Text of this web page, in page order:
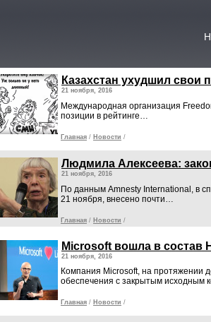
Казахстан ухудшил свои
21 ноября, 2016
Международная организация
позиции в рейтинге…
Главная / Новости /
Людмила Алексеева:
21 ноября, 2016
По данным Amnesty International, в
21 ноября, внесено почти…
Главная / Новости /
Microsoft вошла в состав
21 ноября, 2016
Компания Microsoft, на протяжении
обеспечения с закрытым исходным
Главная / Новости /